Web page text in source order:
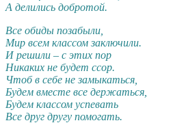
А делились добротой.
Все обиды позабыли,
Мир всем классом заключили.
И решили – с этих пор
Никаких не будет ссор.
Чтоб в себе не замыкаться,
Будем вместе все держаться,
Будем классом успевать
Все друг другу помогать.